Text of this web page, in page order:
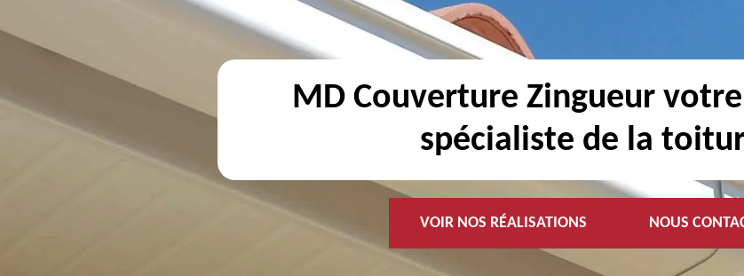
MD Couverture Zingueur
spécialiste de la
VOIR NOS RÉALISATIONS NOUS